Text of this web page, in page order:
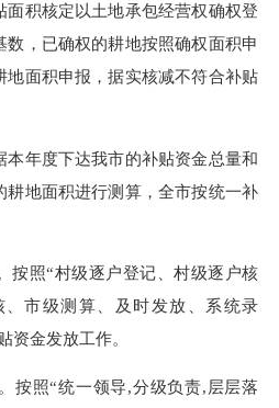
积核定以土地承包经营权确权登
，已确权的耕地按照确权面积申
地面积申报，据实核减不符合补贴
年度下达我市的补贴资金总量和
耕地面积进行测算，全市按统一补
照“村级逐户登记、村级逐户核
市级测算、及时发放、系统录
资金发放工作。
照“统一领导,分级负责,层层落